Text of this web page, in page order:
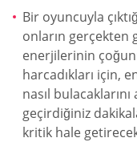
Bir oyuncuyla
onların gerçekten
enerjilerinin
harcadıkları için,
nasıl
geçirdiğiniz
kritik hale